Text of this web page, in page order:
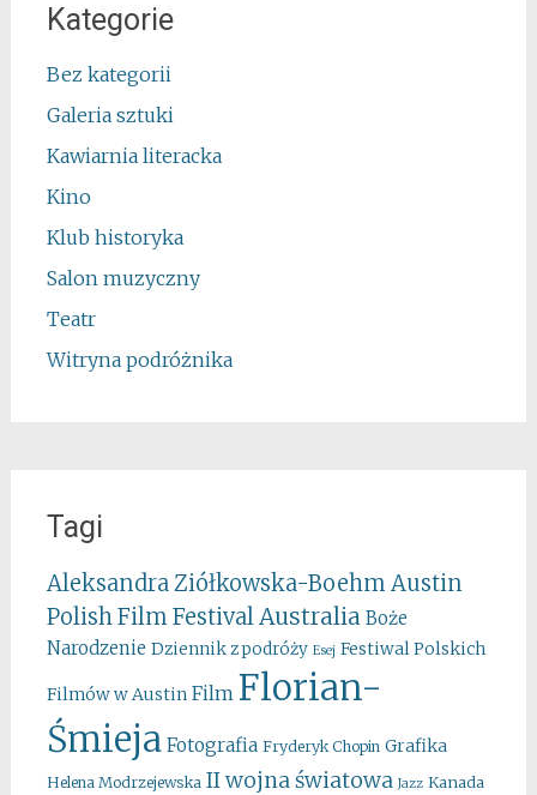
Kategorie
Bez kategorii
Galeria sztuki
Kawiarnia literacka
Kino
Klub historyka
Salon muzyczny
Teatr
Witryna podróżnika
Tagi
Aleksandra Ziółkowska-Boehm Austin
Polish Film Festival Australia Boże
Narodzenie Dziennik z podróży Esej Festiwal Polskich
Filmów w Austin Film Florian-
Śmieja Fotografia Fryderyk Chopin Grafika
Helena Modrzejewska II wojna światowa Jazz Kanada